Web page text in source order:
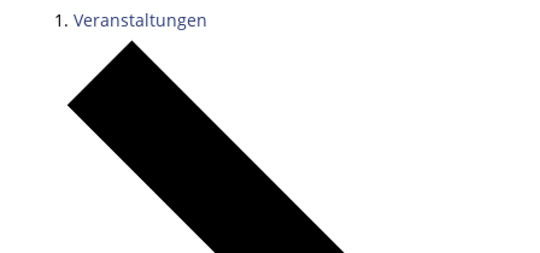
Veranstaltungen